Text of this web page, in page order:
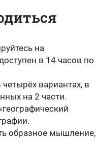
на
в 14 часов по
вариантах, в
на 2 части.
образное мышление,